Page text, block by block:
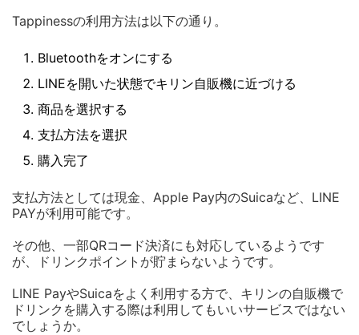
Tappinessの利用方法は以下の通り。
Bluetoothをオンにする
LINEを開いた状態でキリン自販機に近づける
商品を選択する
支払方法を選択
購入完了
支払方法としては現金、Apple Pay内のSuicaなど、LINE
PAYが利用可能です。
その他、一部QRコード決済にも対応しているようです
が、ドリンクポイントが貯まらないようです。
LINE PayやSuicaをよく利用する方で、キリンの自販機で
ドリンクを購入する際は利用してもいいサービスではない
でしょうか。